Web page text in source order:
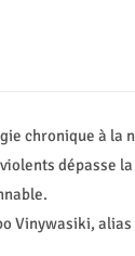
chronique à la
dépasse
Vinywasiki,